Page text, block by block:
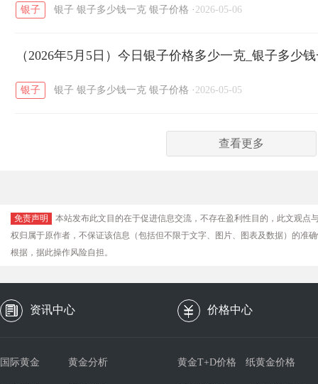
银子 银子 银子多少钱一克 银子价格 · 2026-05-06
（2026年5月5日）今日银子价格多少一克_银子多少
银子 银子 银子多少钱一克 银子价格 · 2026-05-05
查看更多
免责声明
本站发布此文目的在于促进信息交流，不存在盈利性目的，此文观
权归属于原作者，不保证该信息（包括但不限于文字、图片、图表及数据）的准
根据，据此操作风险自担。
资讯中心 价格中心
国际黄金 黄金分析 黄金T+D价格 纸黄金价格